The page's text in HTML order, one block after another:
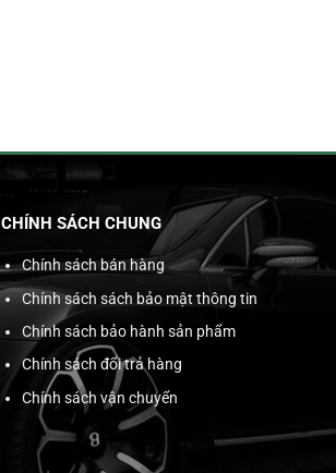
CHÍNH SÁCH CHUNG
Chính sách bán hàng
Chính sách sách bảo mật thông tin
Chính sách bảo hành sản phẩm
Chính sách đổi trả hàng
Chính sách vận chuyển